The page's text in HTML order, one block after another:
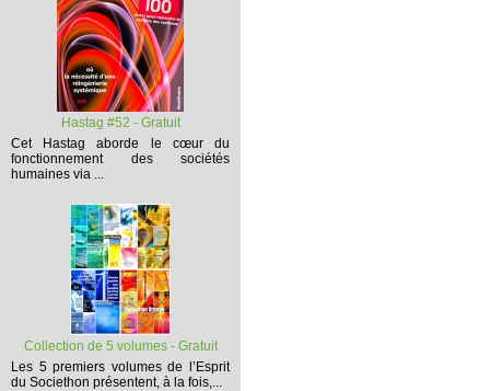
Hastag #52 - Gratuit
Cet
Hastag aborde le cœur du
fonctionnement des sociétés
humaines via ...
Collection de 5 volumes - Gratuit
Les 5 premiers volumesde l’Esprit
du Societhon présentent, à la fois,...